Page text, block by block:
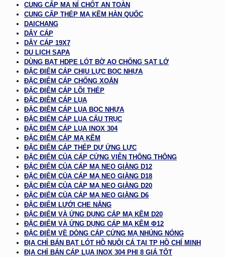
CUNG CẤP MA NÍ CHỐT AN TOÀN
CUNG CẤP THÉP MẠ KẼM HÀN QUỐC
DAICHANG
DÂY CÁP
DÂY CÁP 19X7
DU LỊCH SAPA
DÙNG BẠT HDPE LÓT BỜ AO CHỐNG SẠT LỞ
ĐẶC ĐIỂM CÁP CHỊU LỰC BỌC NHỰA
ĐẶC ĐIỂM CÁP CHỐNG XOẮN
ĐẶC ĐIỂM CÁP LÕI THÉP
ĐẶC ĐIỂM CÁP LỤA
ĐẶC ĐIỂM CÁP LỤA BỌC NHỰA
ĐẶC ĐIỂM CÁP LỤA CẨU TRỤC
ĐẶC ĐIỂM CÁP LỤA INOX 304
ĐẶC ĐIỂM CÁP MẠ KẼM
ĐẶC ĐIỂM CÁP THÉP DỰ ỨNG LỰC
ĐẶC ĐIỂM CỦA CÁP CỨNG VIỄN THÔNG THÔNG
ĐẶC ĐIỂM CỦA CÁP MẠ NEO GIẰNG D12
ĐẶC ĐIỂM CỦA CÁP MẠ NEO GIẰNG D18
ĐẶC ĐIỂM CỦA CÁP MẠ NEO GIẰNG D20
ĐẶC ĐIỂM CỦA CÁP MẠ NEO GIẰNG D6
ĐẶC ĐIỂM LƯỚI CHE NẮNG
ĐẶC ĐIỂM VÀ ỨNG DỤNG CÁP MẠ KẼM D20
ĐẶC ĐIỂM VÀ ỨNG DỤNG CÁP MẠ KẼM Φ12
ĐẶC ĐIỂM VỀ DÒNG CÁP CỨNG MẠ NHÚNG NÓNG
ĐỊA CHỈ BÁN BẠT LÓT HỒ NUÔI CÁ TẠI TP HỒ CHÍ MINH
ĐỊA CHỈ BÁN CÁP LỤA INOX 304 PHI 8 GIÁ TỐT